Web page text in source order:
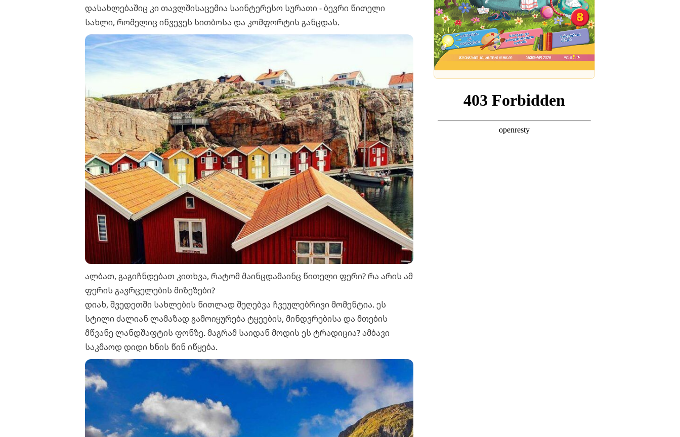
დასახლებაშიც კი თავლშისაცემია საინტერესო სურათი - ბევრი წითელი
სახლი, რომელიც იწვევეს სითბოსა და კომფორტის განცდას.
ალბათ, გაგიჩნდებათ კითხვა, რატომ მაინცდამაინც წითელი ფერი? რა არის ამ
ფერის გავრცელების მიზეზები?
დიახ, შვედეთში სახლების წითლად შეღებვა ჩვეულებრივი მომენტია. ეს
სტილი ძალიან ლამაზად გამოიყურება ტყეების, მინდვრებისა და მთების
მწვანე ლანდშაფტის ფონზე. მაგრამ საიდან მოდის ეს ტრადიცია? ამბავი
საკმაოდ დიდი ხნის წინ იწყება.